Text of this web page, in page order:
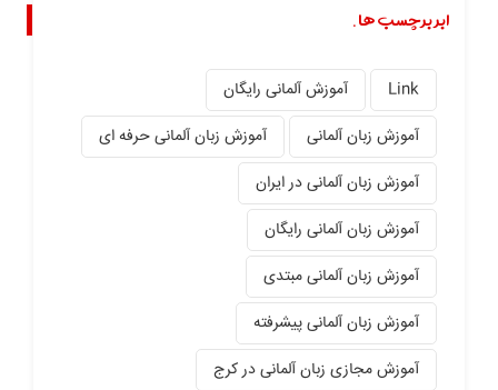
ابر برچسب ها.
Link
آموزش آلمانی رایگان
آموزش زبان آلمانی
آموزش زبان آلمانی حرفه ای
آموزش زبان آلمانی در ایران
آموزش زبان آلمانی رایگان
آموزش زبان آلمانی مبتدی
آموزش زبان آلمانی پیشرفته
آموزش مجازی زبان آلمانی در کرج